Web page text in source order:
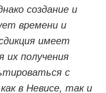
создание и
времени и
имеет
их получения
с
в Невисе, так и